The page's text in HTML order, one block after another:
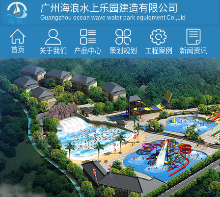
广州海浪水上乐园建造有限公司
Guangzhou ocean wave water park equiqment Co.,Ltd
首页 关于我们 产品中心 策划规划 工程案例 新闻资讯
资讯
滑梯系列 人工造浪 戏水小品
水屋水寨
环流河设备
温泉水疗设备
游泳池设备
假山造型仿真树